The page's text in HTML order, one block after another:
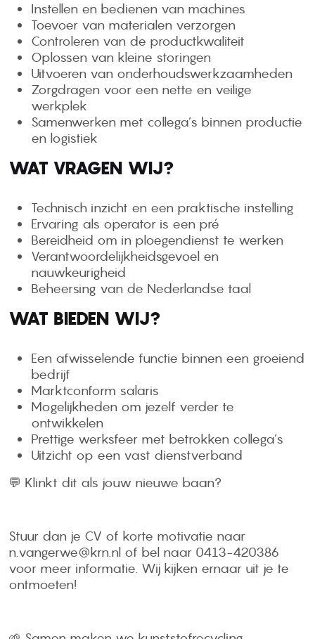
Instellen en bedienen van machines
Toevoer van materialen verzorgen
Controleren van de productkwaliteit
Oplossen van kleine storingen
Uitvoeren van onderhoudswerkzaamheden
Zorgdragen voor een nette en veilige
werkplek
Samenwerken met collega’s binnen productie
en logistiek
WAT VRAGEN WIJ?
Technisch inzicht en een praktische instelling
Ervaring als operator is een pré
Bereidheid om in ploegendienst te werken
Verantwoordelijkheidsgevoel en
nauwkeurigheid
Beheersing van de Nederlandse taal
WAT BIEDEN WIJ?
Een afwisselende functie binnen een groeiend
bedrijf
Marktconform salaris
Mogelijkheden om jezelf verder te
ontwikkelen
Prettige werksfeer met betrokken collega’s
Uitzicht op een vast dienstverband
💬 Klinkt dit als jouw nieuwe baan?
Stuur dan je CV of korte motivatie naar
n.vangerwe@krn.nl of bel naar 0413-420386
voor meer informatie. Wij kijken ernaar uit je te
ontmoeten!